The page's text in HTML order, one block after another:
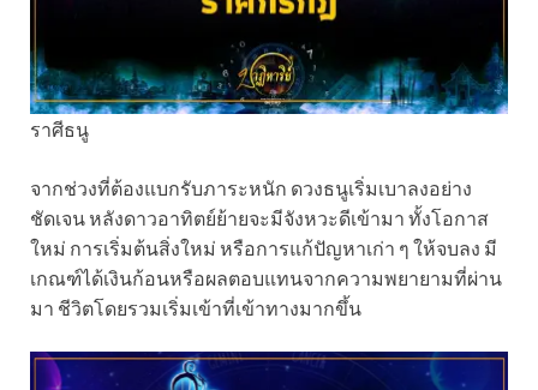
ราศีธนู
จากช่วงที่ต้องแบกรับภาระหนัก ดวงธนูเริ่มเบาลงอย่าง
ชัดเจน หลังดาวอาทิตย์ย้ายจะมีจังหวะดีเข้ามา ทั้งโอกาส
ใหม่ การเริ่มต้นสิ่งใหม่ หรือการแก้ปัญหาเก่า ๆ ให้จบลง มี
เกณฑ์ได้เงินก้อนหรือผลตอบแทนจากความพยายามที่ผ่าน
มา ชีวิตโดยรวมเริ่มเข้าที่เข้าทางมากขึ้น